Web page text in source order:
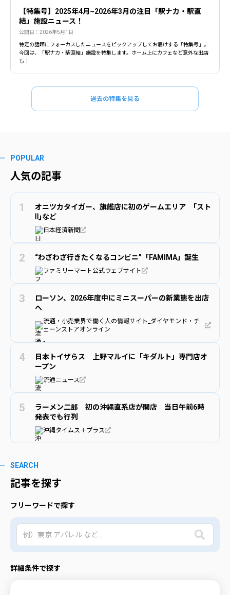
【特集号】2025年4月~2026年3月の注目「駅ナカ・駅直
結」施設ニュース！
公開日：2026年5月1日
特定の話題にフォーカスしたニュースをピックアップしてお届けする「特集号」。
今回は、「駅ナカ・駅直結」施設を特集します。ホーム上にカフェなど意外な出店
も！
過去の特集を見る
POPULAR
人気の記事
オニツカタイガー、旗艦店に初のゲームエリア ｢スト
Ⅱ｣など
日本経済新聞
“わざわざ行きたくなるコンビニ”「FAMIMA」誕生
ファミリーマート公式ウェブサイト
ローソン、2026年度中にミニスーパーの新業態を出店
へ
流通・小売業界で働く人の情報サイト_ダイヤモンド・チ
ェーンストアオンライン
日本トイザらス 上野マルイに「キダルト」専門店オ
ープン
流通ニュース
ラーメン二郎 初の沖縄直系店が開店 当日午前6時
発表でも行列
沖縄タイムス＋プラス
SEARCH
記事を探す
フリーワードで探す
詳細条件で探す